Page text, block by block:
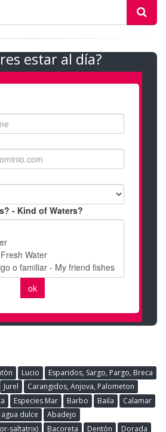
estar al día?
Lucio
Esparidos, Sargo, Pargo, Breca
Jurel
Carangidos, Anjova, Palometon
Especies Mar Barbo Baila
Calamar
dulce
Abadejo
saltatrix)
Bacoreta Dentón
Dorada